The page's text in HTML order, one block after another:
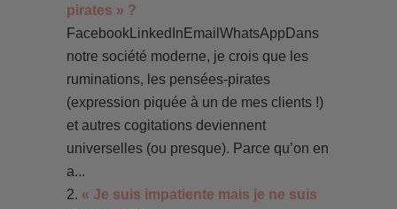
pirates » ?
FacebookLinkedInEmailWhatsAppDans
notre société moderne, je crois que les
ruminations, les pensées-pirates
(expression piquée à un de mes clients !)
et autres cogitations deviennent
universelles (ou presque). Parce qu’on en
a...
« Je suis impatiente mais je ne suis